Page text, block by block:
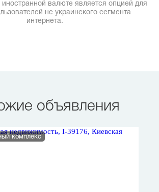
валюте является опцией для
не украинского сегмента
интернета.
объявления
комплекс